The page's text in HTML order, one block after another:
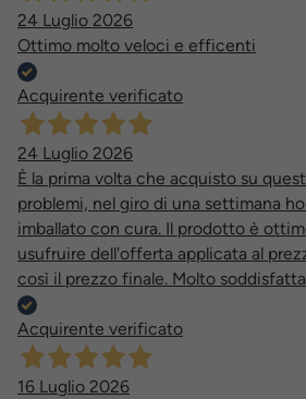
24 Luglio 2026
Ottimo molto veloci e efficenti
Acquirente verificato
24 Luglio 2026
È la prima volta che acquisto su
problemi, nel giro di una settimana
imballato con cura. Il prodotto è
usufruire dell'offerta applicata al
così il prezzo finale. Molto
Acquirente verificato
16 Luglio 2026